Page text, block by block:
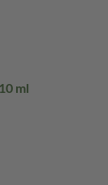
ml